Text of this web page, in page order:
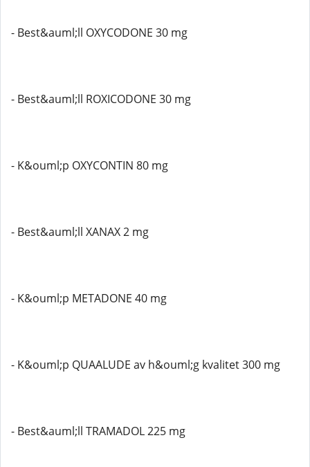
- Best&auml;ll OXYCODONE 30 mg
- Best&auml;ll ROXICODONE 30 mg
- K&ouml;p OXYCONTIN 80 mg
- Best&auml;ll XANAX 2 mg
- K&ouml;p METADONE 40 mg
- K&ouml;p QUAALUDE av h&ouml;g kvalitet 300 mg
- Best&auml;ll TRAMADOL 225 mg